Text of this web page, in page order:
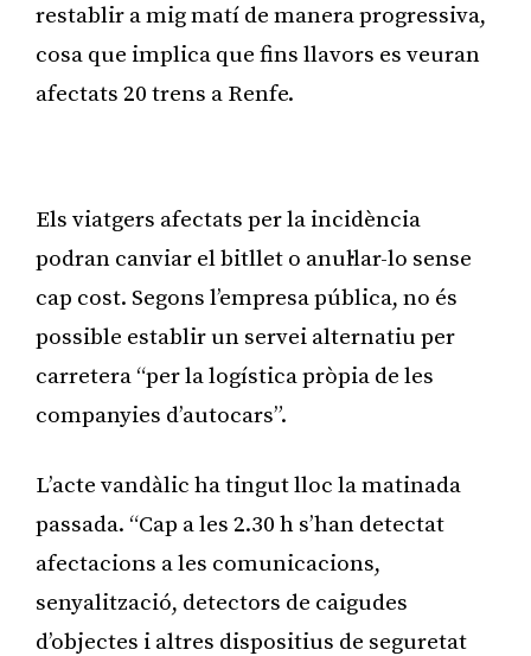
restablir a mig matí de manera progressiva,
cosa que implica que fins llavors es veuran
afectats 20 trens a Renfe.
Els viatgers afectats per la incidència
podran canviar el bitllet o anul·lar-lo sense
cap cost. Segons l’empresa pública, no és
possible establir un servei alternatiu per
carretera “per la logística pròpia de les
companyies d’autocars”.
L’acte vandàlic ha tingut lloc la matinada
passada. “Cap a les 2.30 h s’han detectat
afectacions a les comunicacions,
senyalització, detectors de caigudes
d’objectes i altres dispositius de seguretat